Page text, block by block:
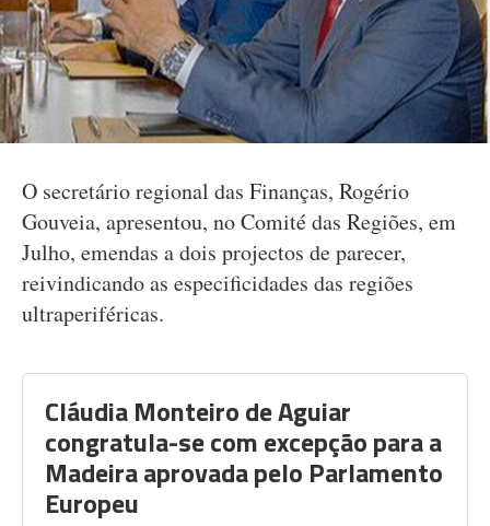
O secretário regional das Finanças, Rogério
Gouveia, apresentou, no Comité das Regiões, em
Julho, emendas a dois projectos de parecer,
reivindicando as especificidades das regiões
ultraperiféricas.
Cláudia Monteiro de Aguiar
congratula-se com excepção para a
Madeira aprovada pelo Parlamento
Europeu